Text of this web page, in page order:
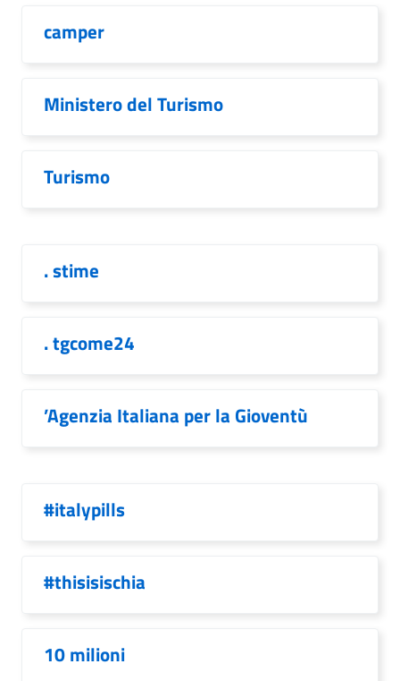
camper
Ministero del Turismo
Turismo
. stime
. tgcome24
’Agenzia Italiana per la Gioventù
#italypills
#thisisischia
10 milioni